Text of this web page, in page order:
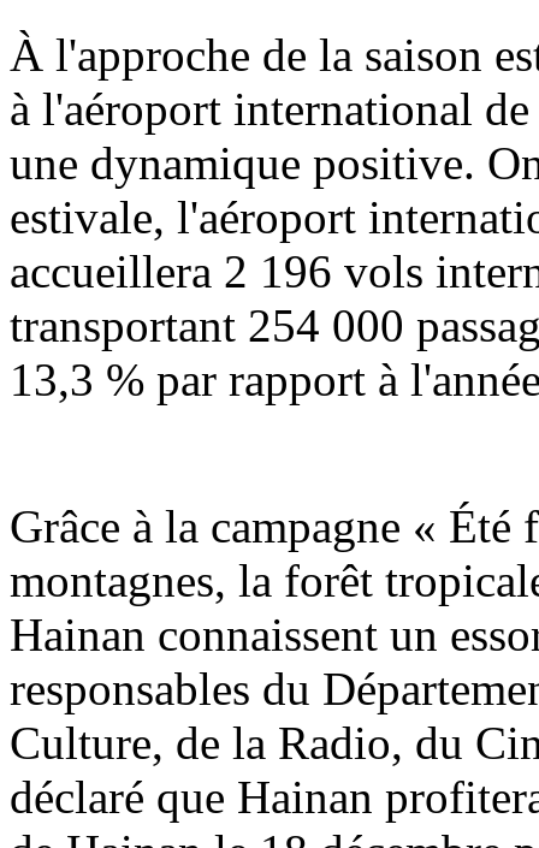
À l'approche de la saison
à l'aéroport international
une dynamique positive.
estivale, l'aéroport
accueillera 2 196 vols
transportant 254 000
13,3 % par rapport à
Grâce à la campagne « Été
montagnes, la forêt
Hainan connaissent un
responsables du
Culture, de la Radio, du
déclaré que Hainan